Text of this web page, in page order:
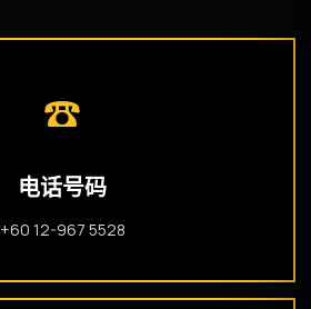
☎
电话号码
+60 12-967 5528